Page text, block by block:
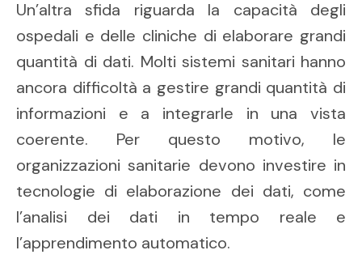
Un’altra sfida riguarda la capacità degli
ospedali e delle cliniche di elaborare grandi
quantità di dati. Molti sistemi sanitari hanno
ancora difficoltà a gestire grandi quantità di
informazioni e a integrarle in una vista
coerente. Per questo motivo, le
organizzazioni sanitarie devono investire in
tecnologie di elaborazione dei dati, come
l’analisi dei dati in tempo reale e
l’apprendimento automatico.